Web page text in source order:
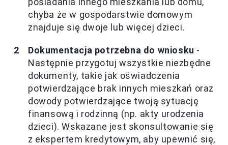
chyba że w gospodarstwie domowym
znajduje się dwoje lub więcej dzieci.
Dokumentacja potrzebna do wniosku -
Następnie przygotuj wszystkie niezbędne
dokumenty, takie jak oświadczenia
potwierdzające brak innych mieszkań oraz
dowody potwierdzające twoją sytuację
finansową i rodzinną (np. akty urodzenia
dzieci). Wskazane jest skonsultowanie się
z ekspertem kredytowym, aby upewnić się,